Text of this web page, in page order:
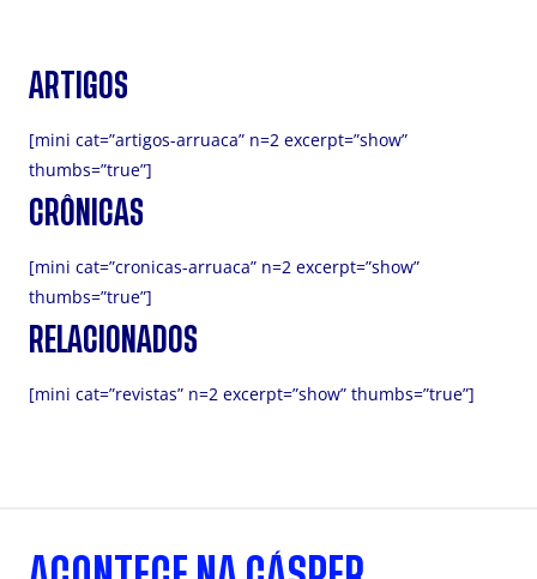
ARTIGOS
[mini cat=”artigos-arruaca” n=2 excerpt=”show”
thumbs=”true”]
CRÔNICAS
[mini cat=”cronicas-arruaca” n=2 excerpt=”show”
thumbs=”true”]
RELACIONADOS
[mini cat=”revistas” n=2 excerpt=”show” thumbs=”true”]